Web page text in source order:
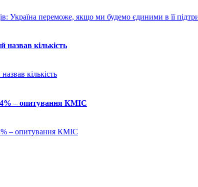
назвав кількість
74% – опитування КМІС